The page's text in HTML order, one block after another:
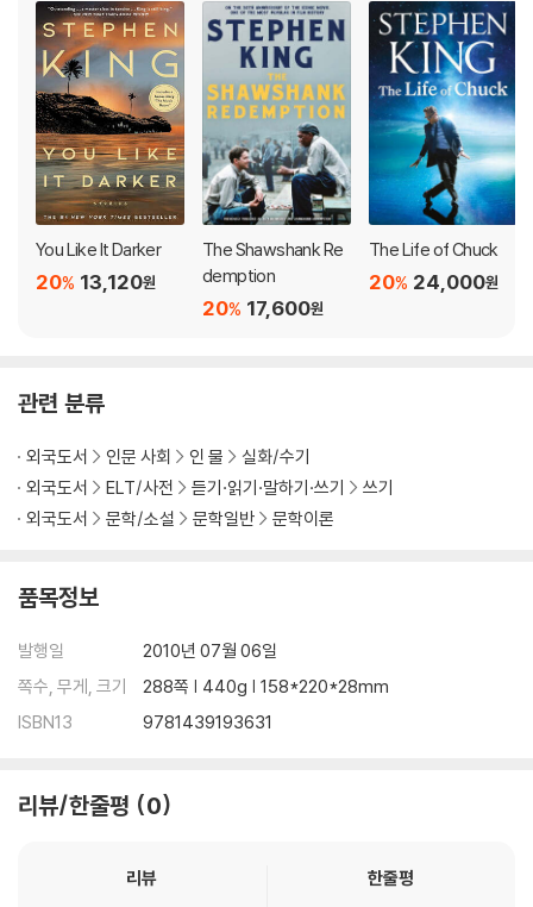
You Like It Darker
13,120원
20%
The Shawshank Re
demption
17,600원
20%
The Life of Chuck
24,000원
20%
관련 분류
외국도서 인문 사회 인 물
실화/수기
외국도서
ELT/사전 듣기·읽기·말하기·쓰기
쓰기
외국도서
문학/소설 문학일반 문학이론
품목정보
발행일
2010년 07월 06일
쪽수, 무게, 크기
288쪽 | 440g | 158*220*28mm
ISBN13
9781439193631
리뷰/한줄평 0
리뷰
한줄평